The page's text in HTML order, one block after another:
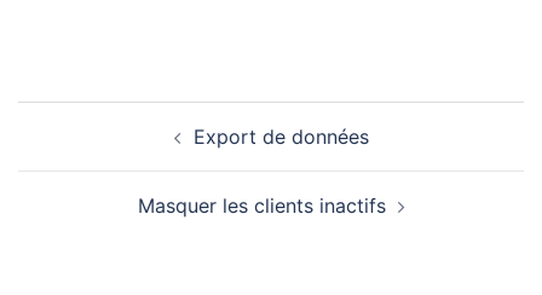
Export de données
Masquer les clients inactifs